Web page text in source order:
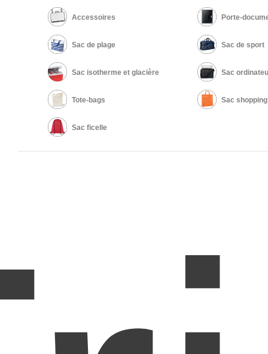
Accessoires Porte-
Sac de plage Sac de sport
Sac isotherme et glacière Sac
Tote-bags Sac shopping
Sac ficelle